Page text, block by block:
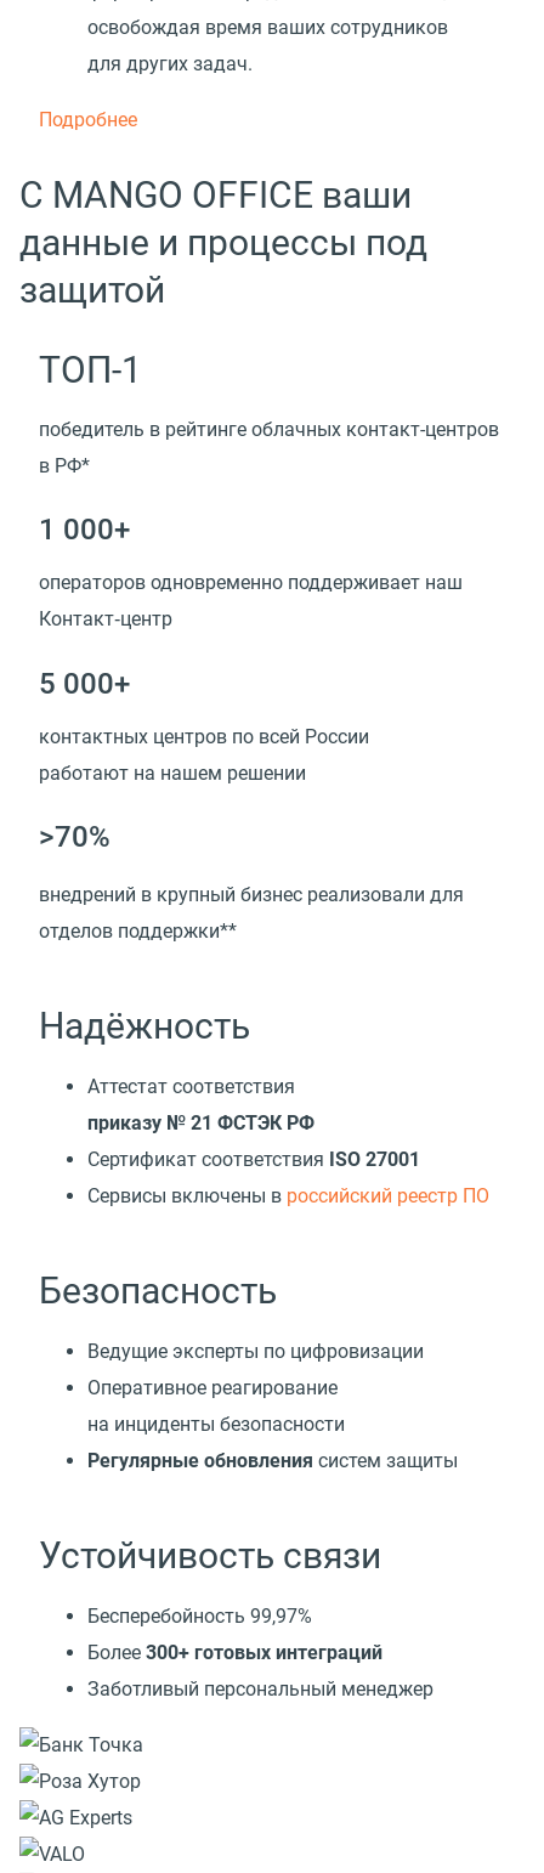
освобождая время ваших сотрудников
для других задач.
Подробнее
С MANGO OFFICE ваши
данные и процессы под
защитой
ТОП-1
победитель в рейтинге облачных контакт-центров
в РФ*
1 000+
операторов одновременно поддерживает наш
Контакт‑центр
5 000+
контактных центров по всей России
работают на нашем решении
>70%
внедрений в крупный бизнес реализовали для
отделов поддержки**
Надёжность
Аттестат соответствия
приказу № 21 ФСТЭК РФ
Сертификат соответствия ISO 27001
Cервисы включены в российский реестр ПО
Безопасность
Ведущие эксперты по цифровизации
Оперативное реагирование
на инциденты безопасности
Регулярные обновления систем защиты
Устойчивость связи
Бесперебойность 99,97%
Более 300+ готовых интеграций
Заботливый персональный менеджер